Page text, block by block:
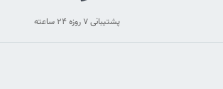
پشتیبانی ۷ روزه ۲۴ ساعته